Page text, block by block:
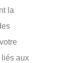
la
liés aux